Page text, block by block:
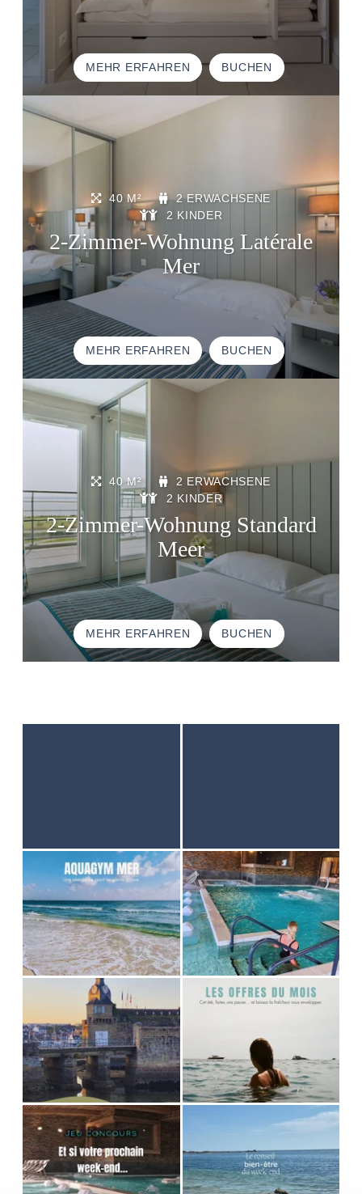
MEHR ERFAHREN BUCHEN
2-Zimmer-Wohnung Latérale
Mer
40 M²
2 ERWACHSENE
2 KINDER
MEHR ERFAHREN BUCHEN
2-Zimmer-Wohnung Standard
Meer
40 M²
2 ERWACHSENE
2 KINDER
MEHR ERFAHREN BUCHEN
STARTSEITE
UNTERKUNFT
THALASSO
RESTAURANT
SEMINAR
AKTIVITÄTEN UND TOURISMUS
FOTODALERY
GUTE ANGEBOTE
GESCHENKGUTSCHEINE
BROCHURES
ANFAHRT UND KONTAKTE